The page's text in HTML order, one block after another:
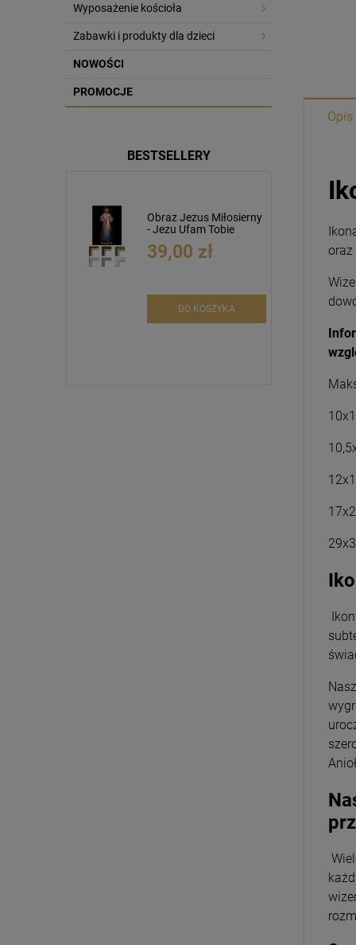
Wyposażenie kościoła
Zabawki i produkty dla dzieci
NOWOŚCI
PROMOCJE
BESTSELLERY
Obraz Jezus Miłosierny
- Jezu Ufam Tobie
39,00 zł
DO KOSZYKA
Opis
oraz